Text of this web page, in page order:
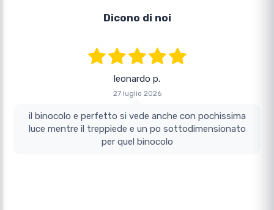
Dicono di noi
leonardo p.
27 luglio 2026
il binocolo e perfetto si vede anche con pochissima
luce mentre il treppiede e un po sottodimensionato
per quel binocolo